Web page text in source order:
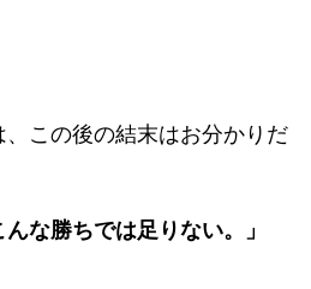
この後の結末はお分かりだ
な勝ちでは足りない。」